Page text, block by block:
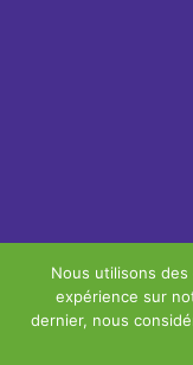
Privium - Services
Nous utilisons
expérience sur
dernier, nous